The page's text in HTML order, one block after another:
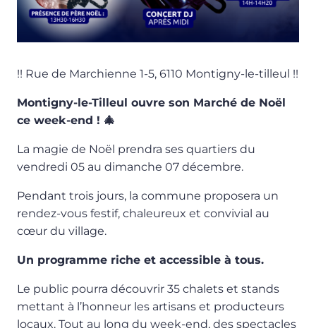
!! Rue de Marchienne 1-5, 6110 Montigny-le-tilleul !!
Montigny-le-Tilleul ouvre son Marché de Noël
ce week-end ! 🎄
La magie de Noël prendra ses quartiers du
vendredi 05 au dimanche 07 décembre.
Pendant trois jours, la commune proposera un
rendez-vous festif, chaleureux et convivial au
cœur du village.
Un programme riche et accessible à tous.
Le public pourra découvrir 35 chalets et stands
mettant à l’honneur les artisans et producteurs
locaux. Tout au long du week-end, des spectacles